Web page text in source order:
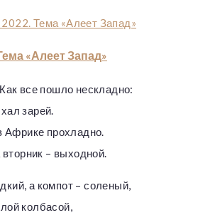
«Алеет Запад»
все пошло нескладно:
зарей.
Африке прохладно.
– выходной.
а компот – соленый,
колбасой,